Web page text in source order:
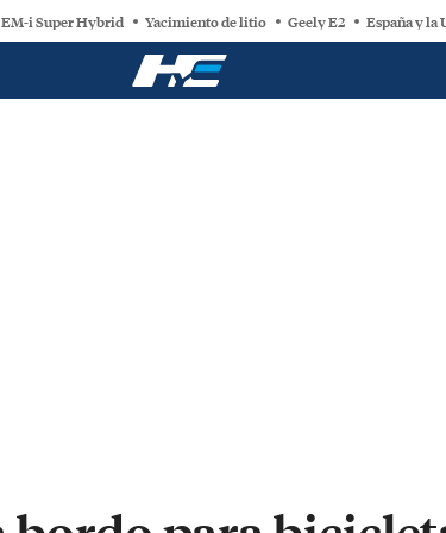
i Super Hybrid Yacimiento de litio Geely E2 España y la